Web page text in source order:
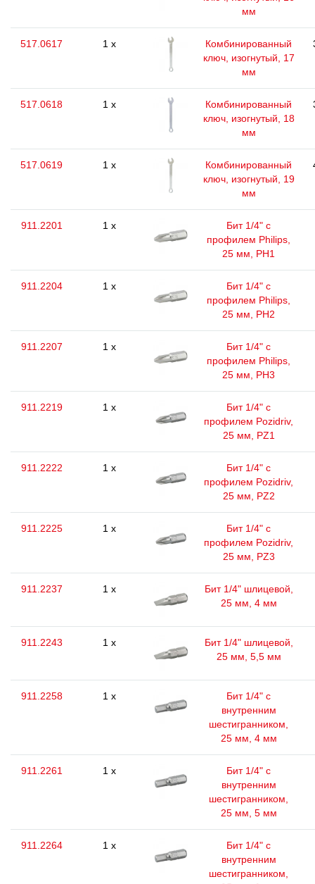
мм
517.0617 1 x
Комбинированный
ключ, изогнутый, 17
мм
517.0618 1 x
Комбинированный
ключ, изогнутый, 18
мм
517.0619 1 x
Комбинированный
ключ, изогнутый, 19
мм
911.2201 1 x
Бит 1/4" с
профилем Philips,
25 мм, РН1
911.2204 1 x
Бит 1/4" с
профилем Philips,
25 мм, РН2
911.2207 1 x
Бит 1/4" с
профилем Philips,
25 мм, РН3
911.2219 1 x
Бит 1/4" с
профилем Pozidriv,
25 мм, PZ1
911.2222 1 x
Бит 1/4" с
профилем Pozidriv,
25 мм, PZ2
911.2225 1 x
Бит 1/4" с
профилем Pozidriv,
25 мм, PZ3
911.2237 1 x
Бит 1/4" шлицевой,
25 мм, 4 мм
911.2243 1 x
Бит 1/4" шлицевой,
25 мм, 5,5 мм
911.2258 1 x
Бит 1/4" с
внутренним
шестигранником,
25 мм, 4 мм
911.2261 1 x
Бит 1/4" с
внутренним
шестигранником,
25 мм, 5 мм
911.2264 1 x
Бит 1/4" с
внутренним
шестигранником,